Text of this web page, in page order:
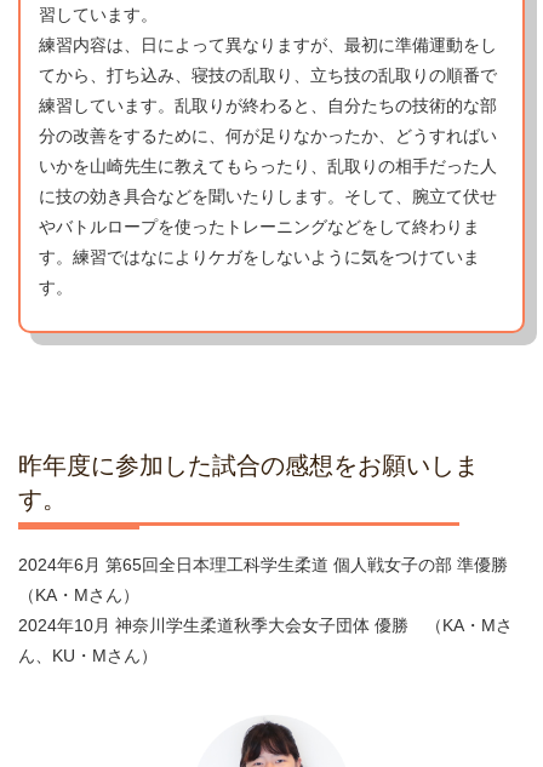
習しています。
練習内容は、日によって異なりますが、最初に準備運動をし
てから、打ち込み、寝技の乱取り、立ち技の乱取りの順番で
練習しています。乱取りが終わると、自分たちの技術的な部
分の改善をするために、何が足りなかったか、どうすればい
いかを山崎先生に教えてもらったり、乱取りの相手だった人
に技の効き具合などを聞いたりします。そして、腕立て伏せ
やバトルロープを使ったトレーニングなどをして終わりま
す。練習ではなによりケガをしないように気をつけていま
す。
昨年度に参加した試合の感想をお願いしま
す。
2024年6月 第65回全日本理工科学生柔道 個人戦女子の部 準優勝
（KA・Mさん）
2024年10月 神奈川学生柔道秋季大会女子団体 優勝 （KA・Mさ
ん、KU・Mさん）